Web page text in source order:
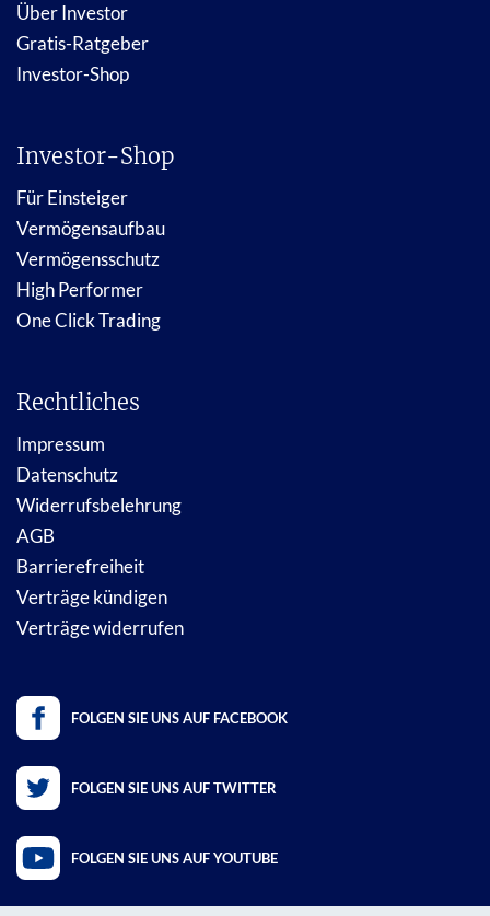
Über Investor
Gratis-Ratgeber
Investor-Shop
Investor-Shop
Für Einsteiger
Vermögensaufbau
Vermögensschutz
High Performer
One Click Trading
Rechtliches
Impressum
Datenschutz
Widerrufsbelehrung
AGB
Barrierefreiheit
Verträge kündigen
Verträge widerrufen
FOLGEN SIE UNS AUF FACEBOOK
FOLGEN SIE UNS AUF TWITTER
FOLGEN SIE UNS AUF YOUTUBE